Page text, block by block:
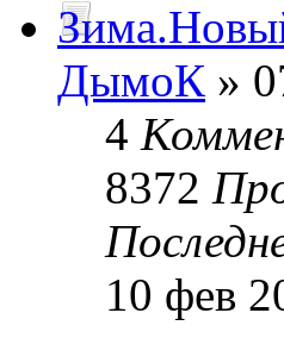
ДымоК »
4
8372
10 фев